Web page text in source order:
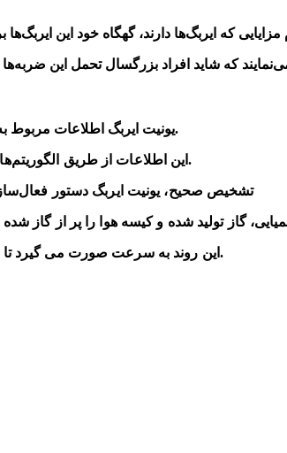
یونیت ایربگ اطلاعات مربوط به سرعت، شتاب، و فشار را از سنسورهای مختلف دریافت می‌کند.
این اطلاعات از طریق الگوریتم‌های پیچیده‌ای پردازش شده تا تصادف به درستی تشخیص داده شود.
تشخیص صحیح، یونیت ایربگ دستور
-این روند به سرعت صورت می گیرد تا در کمترین زمان ممکن سرنشینان در برابر ضربه محافظت شوند.